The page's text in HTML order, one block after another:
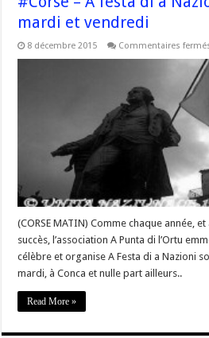
mardi et vendredi
8 décembre 2015 Commentaires
(CORSE MATIN) Comme chaque année,
succès, l’association A Punta di l’Ortu
célèbre et organise A Festa di a Nazioni
mardi, à Conca et nulle part ailleurs..
Read More »